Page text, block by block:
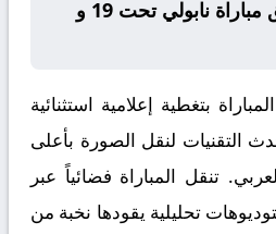
القنوات الناقلة ومعلق مباراة نابولي تحت 19 و
بتغطية إعلامية استثنائية
التقنيات لنقل الصورة بأعلى
تنقل المباراة فضائياً عبر
تحليلية يقودها نخبة من